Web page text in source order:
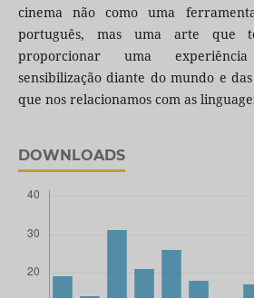
cinema não como uma
português, mas uma arte que
proporcionar uma
sensibilização diante do mundo e
que nos relacionamos com as
DOWNLOADS